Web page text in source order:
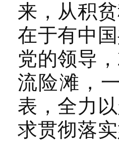
来，从积
在于有中
党的领导
流险滩，
表，全力
求贯彻落